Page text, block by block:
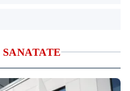
SANATATE